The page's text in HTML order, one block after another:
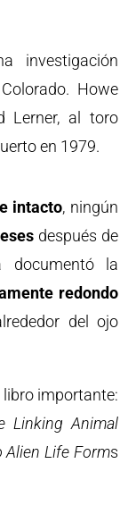
investigación
Howe
Lerner, al toro
en 1979.
intacto, ningún
después de
documentó la
redondo
del ojo
importante:
Linking Animal
Life Forms